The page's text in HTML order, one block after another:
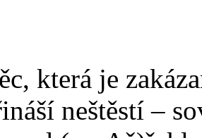
která je
neštěstí –